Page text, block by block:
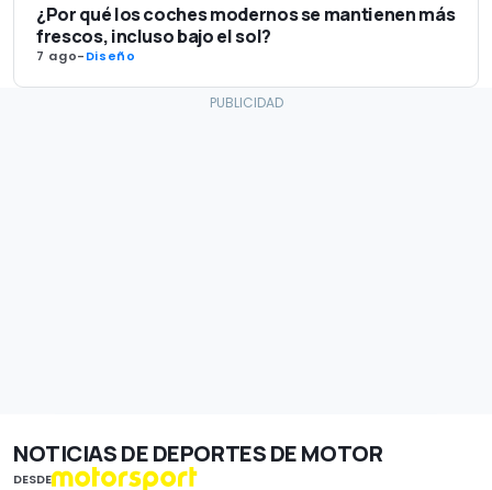
¿Por qué los coches modernos se mantienen más
frescos, incluso bajo el sol?
7 ago-Diseño
NOTICIAS DE DEPORTES DE MOTOR
DESDE